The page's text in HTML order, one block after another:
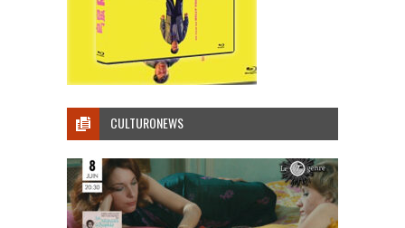
CULTURONEWS